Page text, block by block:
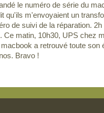
le numéro de série du
qu'ils m'envoyaient un
de suivi de la réparation.
Ce matin, 10h30, UPS chez
a retrouvé toute son
Bravo !